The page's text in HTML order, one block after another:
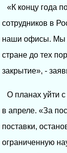
«К концу года
сотрудников в
наши офисы. Мы
стране до тех
закрытие», -
О планах уйти
в апреле. «За
поставки,
ограниченную